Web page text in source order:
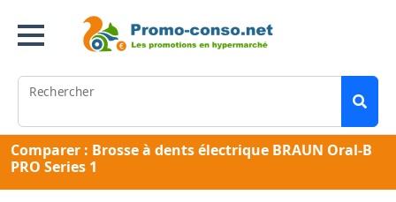
Rechercher
Comparer : Brosse à dents électrique BRAUN Oral-B
PRO Series 1